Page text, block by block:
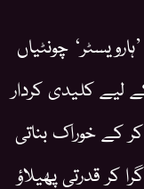
چونٹیاں
لیے کلیدی کردار
کے خوراک بناتی
کر قدرتی پھیلاؤ